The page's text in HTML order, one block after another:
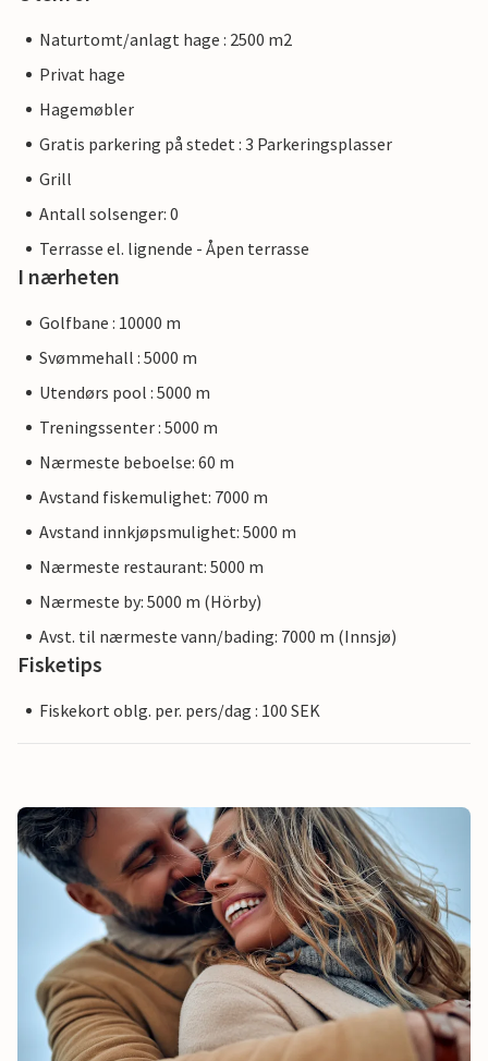
Naturtomt/anlagt hage : 2500 m2
Privat hage
Hagemøbler
Gratis parkering på stedet : 3 Parkeringsplasser
Grill
Antall solsenger: 0
Terrasse el. lignende - Åpen terrasse
I nærheten
Golfbane : 10000 m
Svømmehall : 5000 m
Utendørs pool : 5000 m
Treningssenter : 5000 m
Nærmeste beboelse: 60 m
Avstand fiskemulighet: 7000 m
Avstand innkjøpsmulighet: 5000 m
Nærmeste restaurant: 5000 m
Nærmeste by: 5000 m (Hörby)
Avst. til nærmeste vann/bading: 7000 m (Innsjø)
Fisketips
Fiskekort oblg. per. pers/dag : 100 SEK